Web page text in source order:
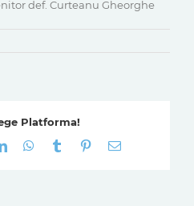
def. Curteanu Gheorghe
Platforma!
LinkedInWhatsApp
Tumblr Pinterest
E-